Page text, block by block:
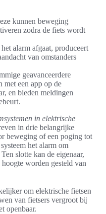
kunnen beweging
zodra de fiets wordt
alarm afgaat, produceert
van omstanders
geavanceerdere
met een app op de
en bieden meldingen
in elektrische
in drie belangrijke
beweging of een poging tot
het alarm om
slotte kan de eigenaar,
worden gesteld van
om elektrische fietsen
van fietsers vergroot bij
openbaar.